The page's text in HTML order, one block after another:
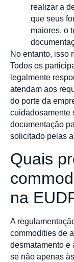
realizar a
que seus
maiores, o
No entanto, isso
Todos os
legalmente
atendam aos
do porte da
cuidadosamente
documentação
solicitado pelas
Quais
na
A
commodities de
desmatamento e
se não apenas